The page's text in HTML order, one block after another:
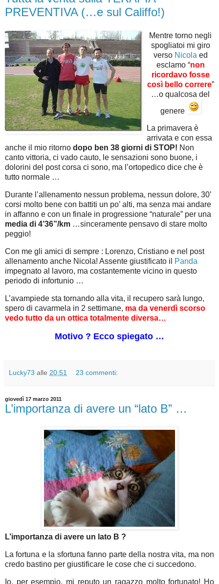
PREVENTIVA (…e sul Califfo!)
Mentre torno negli
spogliatoi mi giro
verso Nicola ed
esclamo “non
ricordavo fosse
così bello correre”
…o qualcosa del
genere
La primavera è
arrivata e con essa
anche il mio ritorno dopo ben 38 giorni di STOP! Non
canto vittoria, ci vado cauto, le sensazioni sono buone, i
dolorini del post corsa ci sono, ma l’ortopedico dice che è
tutto normale …
Durante l’allenamento nessun problema, nessun dolore, 30’
corsi molto bene con battiti un po’ alti, ma senza mai andare
in affanno e con un finale in progressione “naturale” per una
media di 4’36”/km …sinceramente pensavo di stare molto
peggio!
Con me gli amici di sempre : Lorenzo, Cristiano e nel post
allenamento anche Nicola! Assente giustificato il
Panda
impegnato al lavoro, ma costantemente vicino in questo
periodo di infortunio …
L’avampiede sta tornando alla vita, il recupero sarà lungo,
spero di cavarmela in 2 settimane, ma da venerdì scorso
vedo tutto da un ottica totalmente diversa…
Motivo ? Ecco spiegato …
Lucky73 alle 20:51 23 commenti:
giovedì 17 marzo 2011
L’importanza di avere un “lato B” …
L’importanza di avere un lato B ?
La fortuna e la sfortuna fanno parte della nostra vita, ma non
credo bastino per giustificare le cose che ci succedono.
Io, per esempio, mi reputo un ragazzo molto fortunato! Ho